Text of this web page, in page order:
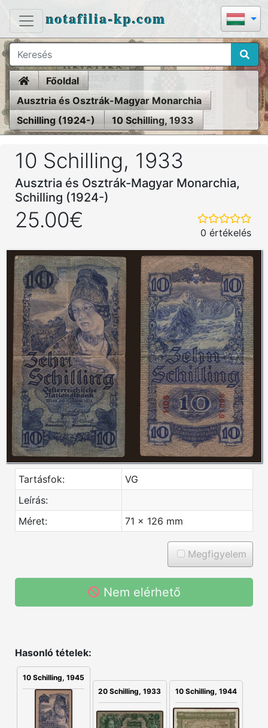
notafilia-kp.com
HomeFőoldal
Ausztria és Osztrák-Magyar Monarchia
Schilling (1924-)
10 Schilling, 1933
10 Schilling, 1933
Ausztria és Osztrák-Magyar Monarchia,
Schilling (1924-)
25.00€
0 értékelés
Tartásfok:
VG
Leírás:
Méret:
71 x 126 mm
Megfigyelem
Nem elérhető
Hasonló tételek:
10 Schilling, 1945
20 Schilling, 1933
10 Schilling, 1944